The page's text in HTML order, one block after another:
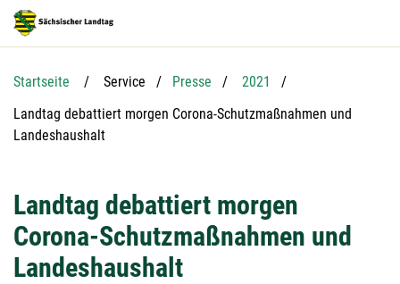
Hauptnavigation
Hauptinhalt
Service
Startseite Service Presse
2021
Aktuelle Seite:
Landtag debattiert morgen Corona-Schutzmaßnahmen und
Landeshaushalt
Landtag debattiert morgen
Corona-Schutzmaßnahmen und
Landeshaushalt